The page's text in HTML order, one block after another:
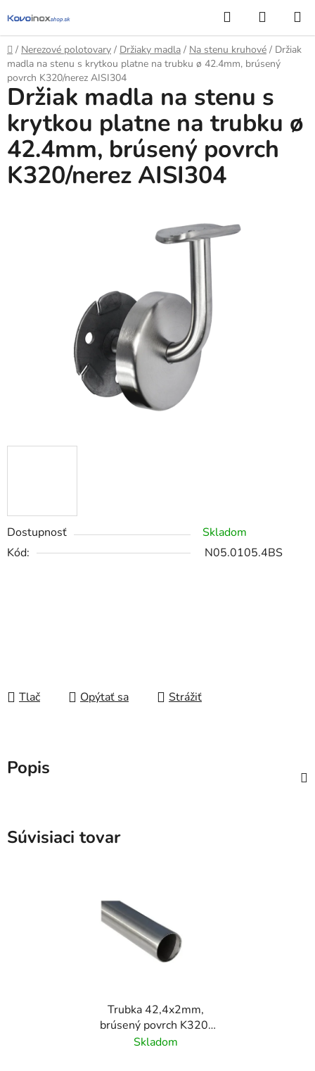
na
obsah
Hľadať
KOŠÍK
Domov
/ Nerezové polotovary / Držiaky madla / Na stenu kruhové / Držiak
madla na stenu s krytkou platne na trubku ø 42.4mm, brúsený
povrch K320/nerez AISI304
Dostupnosť
Skladom
Kód:
N05.0105.4BS
Tlač Opýtať sa Strážiť
Držiak madla na stenu s
krytkou platne na trubku ø
42.4mm, brúsený povrch
K320/nerez AISI304
Popis
Súvisiaci tovar
Trubka 42,4x2mm,
brúsený povrch K320/
nerez AISI304
Skladom